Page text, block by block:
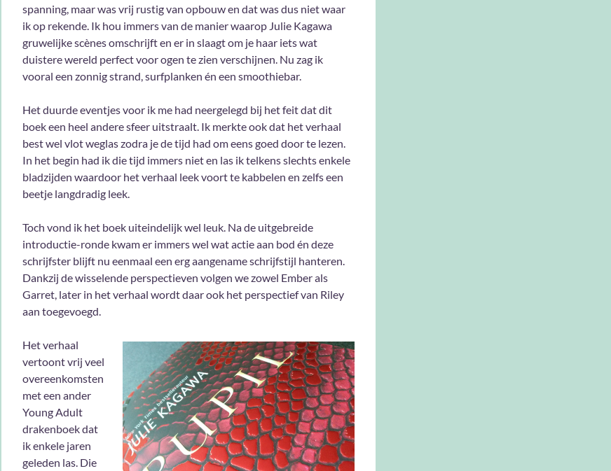
spanning, maar was vrij rustig van opbouw en dat was dus niet waar
ik op rekende. Ik hou immers van de manier waarop Julie Kagawa
gruwelijke scènes omschrijft en er in slaagt om je haar iets wat
duistere wereld perfect voor ogen te zien verschijnen. Nu zag ik
vooral een zonnig strand, surfplanken én een smoothiebar.
Het duurde eventjes voor ik me had neergelegd bij het feit dat dit
boek een heel andere sfeer uitstraalt. Ik merkte ook dat het verhaal
best wel vlot weglas zodra je de tijd had om eens goed door te lezen.
In het begin had ik die tijd immers niet en las ik telkens slechts enkele
bladzijden waardoor het verhaal leek voort te kabbelen en zelfs een
beetje langdradig leek.
Toch vond ik het boek uiteindelijk wel leuk. Na de uitgebreide
introductie-ronde kwam er immers wel wat actie aan bod én deze
schrijfster blijft nu eenmaal een erg aangename schrijfstijl hanteren.
Dankzij de wisselende perspectieven volgen we zowel Ember als
Garret, later in het verhaal wordt daar ook het perspectief van Riley
aan toegevoegd.
Het verhaal
vertoont vrij veel
overeenkomsten
met een ander
Young Adult
drakenboek dat
ik enkele jaren
geleden las. Die